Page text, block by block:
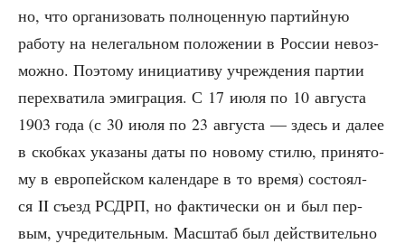
но, что орга­ни­зо­вать пол­но­цен­ную пар­тий­ную
рабо­ту на неле­галь­ном поло­же­нии в Рос­сии невоз­
мож­но. Поэто­му ини­ци­а­ти­ву учре­жде­ния пар­тии
пере­хва­ти­ла эми­гра­ция. С 17 июля по 10 авгу­ста
1903 года (с 30 июля по 23 авгу­ста — здесь и далее
в скоб­ках ука­за­ны даты по ново­му сти­лю, при­ня­то­
му в евро­пей­ском кален­да­ре в то вре­мя) состо­ял­
ся II съезд РСДРП, но фак­ти­че­ски он и был пер­
вым, учре­ди­тель­ным. Мас­штаб был дей­стви­тель­но